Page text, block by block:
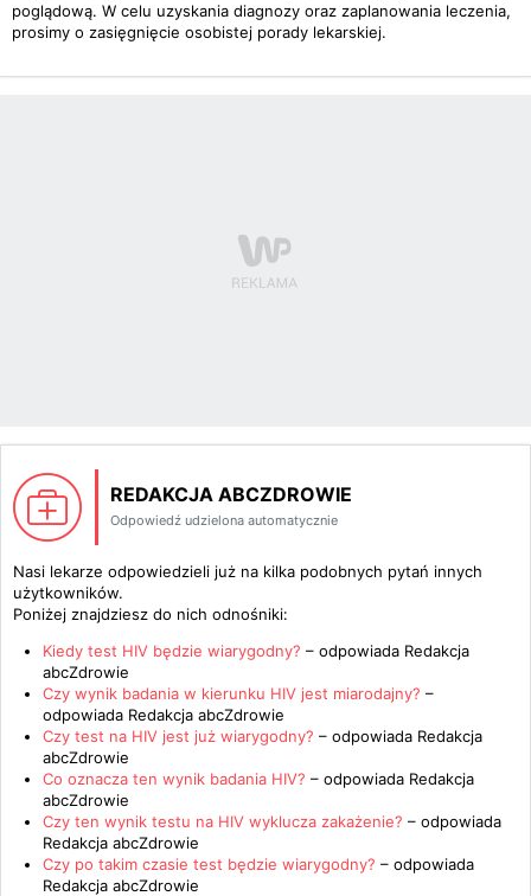
poglądową. W celu uzyskania diagnozy oraz zaplanowania leczenia,
prosimy o zasięgnięcie osobistej porady lekarskiej.
REDAKCJA ABCZDROWIE
Odpowiedź udzielona automatycznie
Nasi lekarze odpowiedzieli już na kilka podobnych pytań innych
użytkowników.
Poniżej znajdziesz do nich odnośniki:
Kiedy test HIV będzie wiarygodny? – odpowiada Redakcja
abcZdrowie
Czy wynik badania w kierunku HIV jest miarodajny? –
odpowiada Redakcja abcZdrowie
Czy test na HIV jest już wiarygodny? – odpowiada Redakcja
abcZdrowie
Co oznacza ten wynik badania HIV? – odpowiada Redakcja
abcZdrowie
Czy ten wynik testu na HIV wyklucza zakażenie? – odpowiada
Redakcja abcZdrowie
Czy po takim czasie test będzie wiarygodny? – odpowiada
Redakcja abcZdrowie